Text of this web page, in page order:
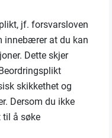
jf. forsvarsloven
innebærer at du kan
Dette skjer
skikkethet og
Dersom du ikke
til å søke